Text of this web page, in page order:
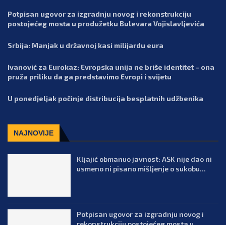
Potpisan ugovor za izgradnju novog i rekonstrukciju
postojećeg mosta u produžetku Bulevara Vojislavljevića
Srbija: Manjak u državnoj kasi milijardu eura
Ivanović za Eurokaz: Evropska unija ne briše identitet – ona
pruža priliku da ga predstavimo Evropi i svijetu
U ponedjeljak počinje distribucija besplatnih udžbenika
NAJNOVIJE
Kljajić obmanuo javnost: ASK nije dao ni
usmeno ni pisano mišljenje o sukobu...
Potpisan ugovor za izgradnju novog i